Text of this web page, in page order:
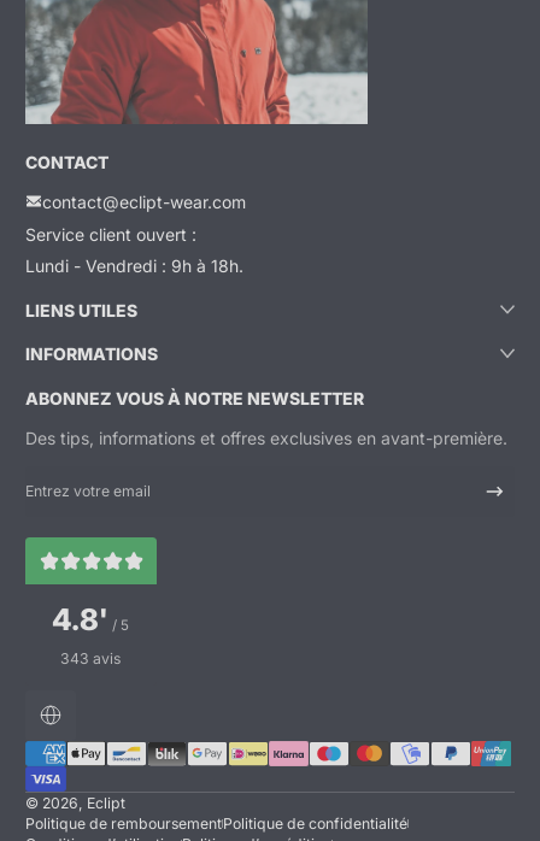
CONTACT
contact@eclipt-wear.com
Service client ouvert :
Lundi - Vendredi : 9h à 18h.
LIENS UTILES
INFORMATIONS
ABONNEZ VOUS À NOTRE NEWSLETTER
Des tips, informations et offres exclusives en avant-première.
Entrez votre email
4.8' / 5
343 avis
Localisation
Méthodes de paiement
© 2026, Eclipt
Politique de remboursementPolitique de confidentialité